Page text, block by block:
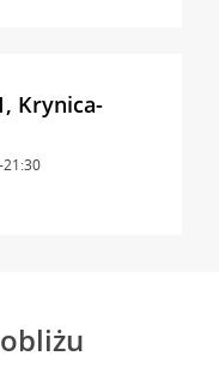
Krynica-
21:30